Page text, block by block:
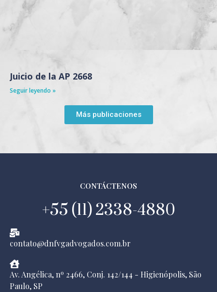
Juicio de la AP 2668
Seguir leyendo »
Más publicaciones
CONTÁCTENOS
+55 (11) 2338-4880
contato@dnfvgadvogados.com.br
Av. Angélica, nº 2466, Conj. 142/144 - Higienópolis, São
Paulo, SP